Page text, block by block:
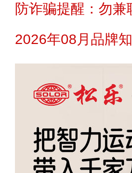
防诈骗提醒：勿
2026年08月品牌